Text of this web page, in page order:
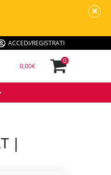
ACCEDI/REGISTRATI
0,00€
0